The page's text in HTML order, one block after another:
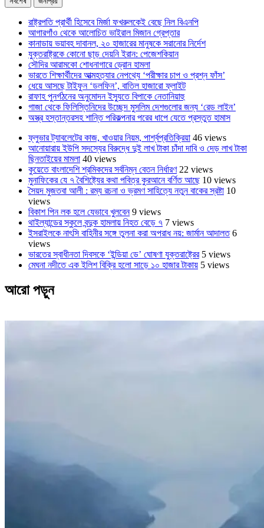
রাষ্ট্রপতি প্রার্থী হিসেবে মির্জা ফখরুলকেই বেছে নিল বিএনপি
আগারগাঁও থেকে আলোচিত ভাইরাল মিজান গ্রেপ্তার
কানাডায় ভয়াবহ দাবানল, ২০ হাজারের মানুষকে সরানোর নির্দেশ
যুক্তরাষ্ট্রকে কোনো ছাড় দেয়নি ইরান: পেজেশকিয়ান
সৌদির আরামকো শোধনাগারে ড্রোন হামলা
ভারতে শিক্ষার্থীদের আত্মহত্যার নেপথ্যে ‘পরীক্ষার চাপ ও প্রশ্ন ফাঁস’
ধেয়ে আসছে টাইফুন ‘ডলফিন’, বাতিল হাজারো ফ্লাইট
রাফাহ পুনর্গঠনের অনুমোদন ইস্যুতে বিপাকে নেতানিয়াহু
গাজা থেকে ফিলিস্তিনিদের উচ্ছেদ মুসলিম দেশগুলোর জন্য ‘রেড লাইন’
অস্ত্র হস্তান্তরসহ শান্তি পরিকল্পনার পরের ধাপে যেতে প্রস্তুত হামাস
ফ্লুভার ট্যাবলেটের কাজ, খাওয়ার নিয়ম, পার্শ্বপ্রতিক্রিয়া 46 views
আনোয়ারায় ইউপি সদস্যের বিরুদ্ধে দুই লাখ টাকা চাঁদা দাবি ও দেড় লাখ টাকা
ছিনতাইয়ের মামলা 40 views
কুয়েতে বাংলাদেশি শ্রমিকদের সর্বনিম্ন বেতন নির্ধারণ 22 views
মুনাফিকের যে ৭ বৈশিষ্ট্যের কথা পবিত্র কুরআনে বর্ণিত আছে 10 views
সৈয়দ মুজতবা আলী : রম্য রচনা ও ভ্রমণ সাহিত্যে নতুন বাকের স্রষ্টা 10
views
বিকাশ পিন লক হলে যেভাবে খুলবেন 9 views
থাইল্যান্ডের স্কুলে বন্দুক হামলায় নিহত বেড়ে ৭ 7 views
ইসরাইলকে নাৎসি বাহিনীর সঙ্গে তুলনা করা অপরাধ নয়: জার্মান আদালত 6
views
ভারতের স্বাধীনতা দিবসকে ‘ইন্ডিয়া ডে’ ঘোষণা যুক্তরাষ্ট্রের 5 views
মেঘনা নদীতে এক ইলিশ বিক্রি হলো সাড়ে ১০ হাজার টাকায় 5 views
আরো পড়ুন